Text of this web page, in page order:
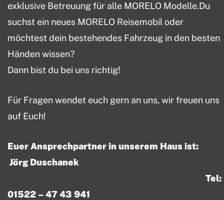
exklusive Betreuung für alle MORELO Modelle.Du
suchst ein neues MORELO Reisemobil oder
möchtest dein bestehendes Fahrzeug in den besten
Händen wissen?
Dann bist du bei uns richtig!
Für Fragen wendet euch gern an uns, wir freuen uns
auf Euch!
Euer Ansprechpartner in unserem Haus ist:
Jörg Duschanek
Tel:
01522 – 47 43 941